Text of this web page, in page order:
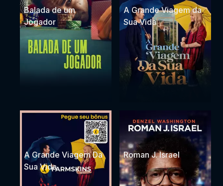
Balada de um
Jogador
A Grande Viagem da
Sua Vida
A Grande Viagem Da
Sua Vida
Roman J. Israel